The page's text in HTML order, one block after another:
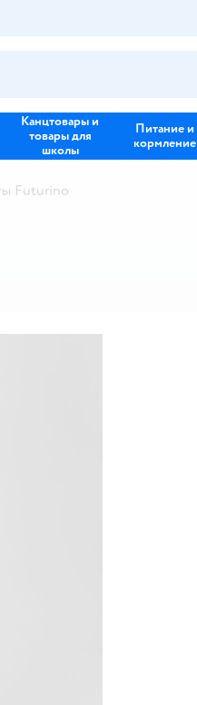
Канцтовары и
товары для
школы
Питание и
кормление
Futurino